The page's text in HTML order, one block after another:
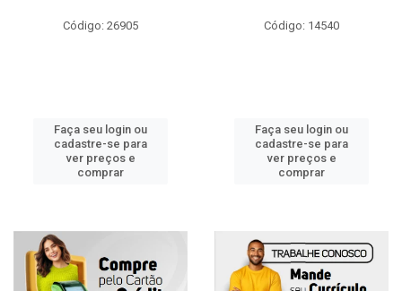
Código: 26905
Faça seu login ou
cadastre-se para
ver preços e
comprar
Código: 14540
Faça seu login ou
cadastre-se para
ver preços e
comprar